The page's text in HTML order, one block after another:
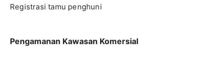
Registrasi tamu penghuni
Pengamanan Kawasan Komersial